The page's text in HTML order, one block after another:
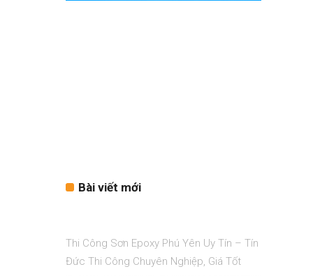
Bài viết mới
Thi Công Sơn Epoxy Phú Yên Uy Tín – Tín
Đức Thi Công Chuyên Nghiệp, Giá Tốt